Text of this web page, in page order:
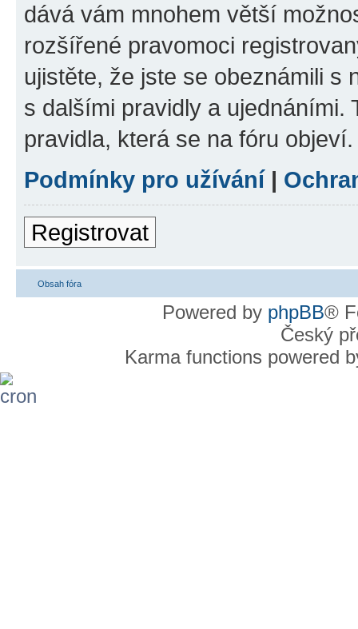
dává vám mnohem větší
rozšířené pravomoci
ujistěte, že jste se obeznámili s
s dalšími pravidly a ujednáními.
pravidla, která se na fóru objeví.
Podmínky pro užívání |
Registrovat
Obsah fóra
Powered by phpBB®
Český
Karma functions powered